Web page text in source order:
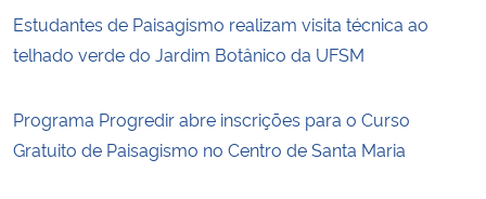
Estudantes de Paisagismo realizam visita técnica ao
telhado verde do Jardim Botânico da UFSM
Programa Progredir abre inscrições para o Curso
Gratuito de Paisagismo no Centro de Santa Maria